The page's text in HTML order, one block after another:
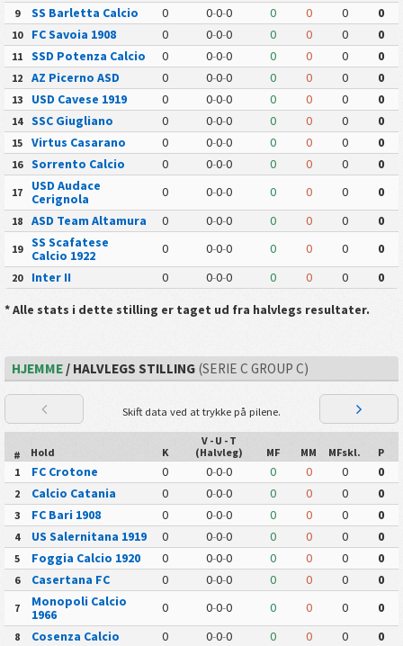
9 SS Barletta Calcio 0 0-0-0 0 0 0 0
10 FC Savoia 1908 0 0-0-0 0 0 0 0
11 SSD Potenza Calcio 0 0-0-0 0 0 0 0
12 AZ Picerno ASD 0 0-0-0 0 0 0 0
13 USD Cavese 1919 0 0-0-0 0 0 0 0
14 SSC Giugliano 0 0-0-0 0 0 0 0
15 Virtus Casarano 0 0-0-0 0 0 0 0
16 Sorrento Calcio 0 0-0-0 0 0 0 0
17
USD Audace
Cerignola
0 0-0-0 0 0 0 0
18 ASD Team Altamura 0 0-0-0 0 0 0 0
19
SS Scafatese
Calcio 1922
0 0-0-0 0 0 0 0
20 Inter II 0 0-0-0 0 0 0
0
* Alle stats i dette stilling er taget ud fra halvlegs resultater.
HJEMME/ HALVLEGS STILLING(SERIE C GROUP C)
Skift data ved at trykke på pilene.
# Hold K
V - U - T
(Halvleg)
MF MM MFskl.
P
1
FC Crotone 0 0-0-0 0 0 0 0
2 Calcio Catania 0 0-0-0 0 0 0 0
3 FC Bari 1908 0 0-0-0 0 0 0 0
4 US Salernitana 1919 0 0-0-0 0 0 0 0
5 Foggia Calcio 1920 0 0-0-0 0 0 0 0
6 Casertana FC 0 0-0-0 0 0 0 0
7
Monopoli Calcio
1966
0 0-0-0 0 0 0 0
8 Cosenza Calcio 0 0-0-0 0 0 0 0